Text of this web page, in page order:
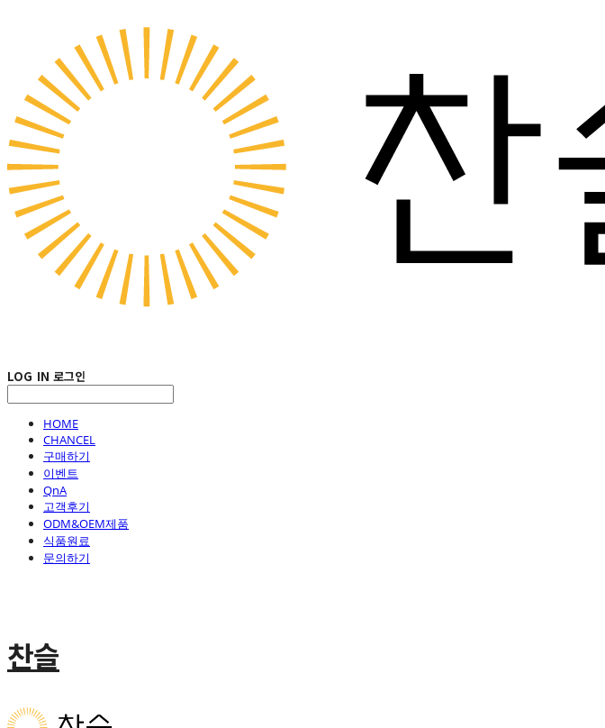
LOG IN 로그인
HOME
CHANCEL
구매하기
이벤트
QnA
고객후기
ODM&OEM제품
식품원료
문의하기
찬슬